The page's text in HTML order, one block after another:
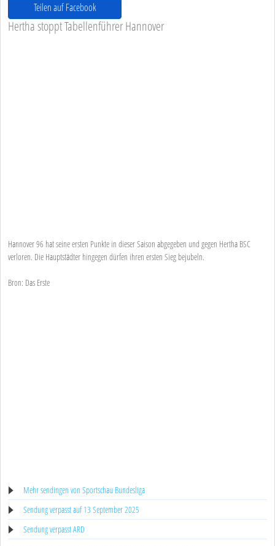
Teilen auf Facebook
Hertha stoppt Tabellenführer Hannover
Hannover 96 hat seine ersten Punkte in dieser Saison abgegeben und gegen Hertha BSC
verloren. Die Hauptstädter hingegen dürfen ihren ersten Sieg bejubeln.
Bron: Das Erste
Mehr sendingen von Sportschau Bundesliga
Sendung verpasst auf 13 September 2025
Sendung verpasst ARD